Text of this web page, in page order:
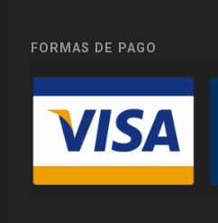
FORMAS DE PAGO